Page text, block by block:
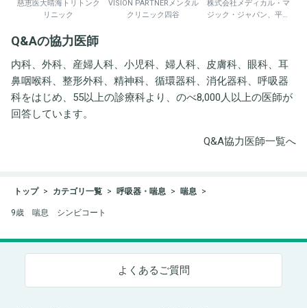
慈恵医大晴海トリトンク
リニック
VISION PARTNERメンタル
クリニック四谷
株式会社メディカル・マ
ジック・ジャパン、平野
Q&Aの協力医師
内科、外科、産婦人科、小児科、婦人科、皮膚科、眼科、耳
鼻咽喉科、整形外科、精神科、循環器科、消化器科、呼吸器
科をはじめ、55以上の診療科より、のべ8,000人以上の医師が
回答しています。
Q&A協力医師一覧へ
トップ カテゴリ一覧 呼吸器・喘息 喘息
9歳 喘息 シンビコート
よくあるご質問